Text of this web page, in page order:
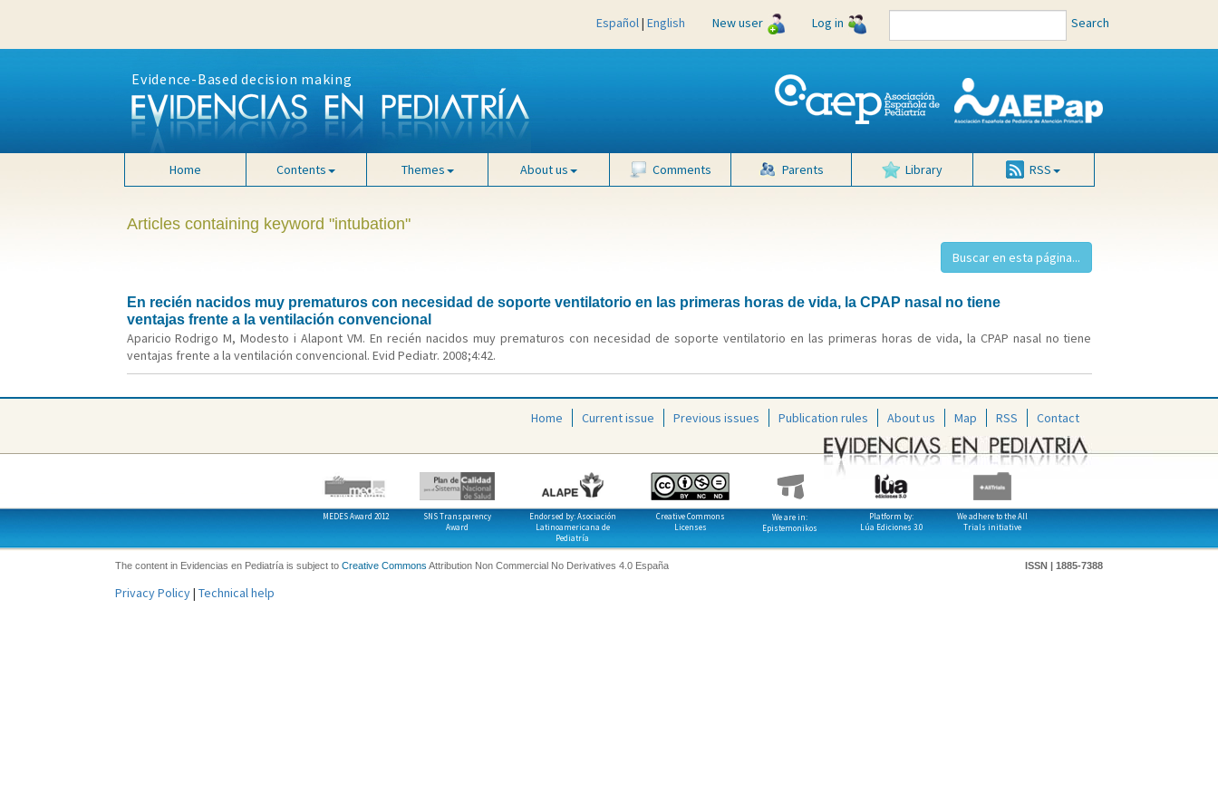
Español| English New user Log in Search
Evidence-Based decision making
Home Contents Themes About us Comments Parents Library RSS
Articles containing keyword "intubation"
En recién nacidos muy prematuros con necesidad de soporte ventilatorio en las primeras horas de vida, la CPAP nasal no tiene
ventajas frente a la ventilación convencional
Aparicio Rodrigo M, Modesto i Alapont VM. En recién nacidos muy prematuros con necesidad de soporte ventilatorio en las primeras horas de vida, la CPAP nasal no tiene
ventajas frente a la ventilación convencional. Evid Pediatr. 2008;4:42.
Home Current issue Previous issues Publication rules About us Map RSS Contact
MEDES Award 2012
SNS Transparency
Award
Endorsed by: Asociación
Latinoamericana de
Pediatría
Creative Commons
Licenses
We are in:
Epistemonikos
Platform by:
Lúa Ediciones 3.0
We adhere to the All
Trials initiative
The content in Evidencias en Pediatría is subject to Creative Commons Attribution Non Commercial No Derivatives 4.0 España ISSN | 1885-7388
Privacy Policy| Technical help